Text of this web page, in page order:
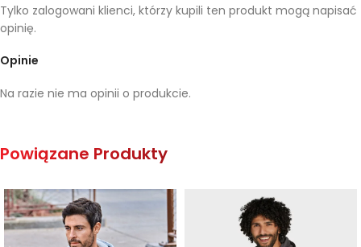
Opinie
Na razie nie ma opinii o produkcie.
Tylko zalogowani klienci, którzy kupili ten produkt mogą napisać
opinię.
Powiązane Produkty